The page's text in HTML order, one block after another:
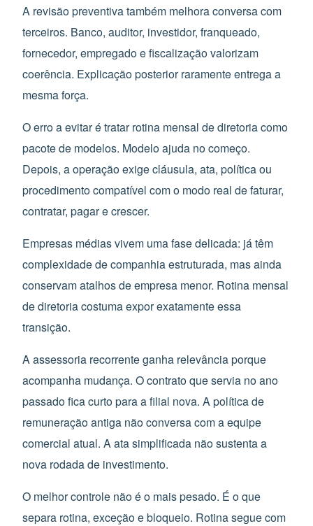
A revisão preventiva também melhora conversa com
terceiros. Banco, auditor, investidor, franqueado,
fornecedor, empregado e fiscalização valorizam
coerência. Explicação posterior raramente entrega a
mesma força.
O erro a evitar é tratar rotina mensal de diretoria como
pacote de modelos. Modelo ajuda no começo.
Depois, a operação exige cláusula, ata, política ou
procedimento compatível com o modo real de faturar,
contratar, pagar e crescer.
Empresas médias vivem uma fase delicada: já têm
complexidade de companhia estruturada, mas ainda
conservam atalhos de empresa menor. Rotina mensal
de diretoria costuma expor exatamente essa
transição.
A assessoria recorrente ganha relevância porque
acompanha mudança. O contrato que servia no ano
passado fica curto para a filial nova. A política de
remuneração antiga não conversa com a equipe
comercial atual. A ata simplificada não sustenta a
nova rodada de investimento.
O melhor controle não é o mais pesado. É o que
separa rotina, exceção e bloqueio. Rotina segue com